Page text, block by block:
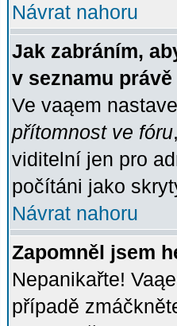
Návrat nahoru
Jak zabráním,
v seznamu
Ve vaąem
přítomnost ve fóru
viditelní jen pro
počítáni jako
Návrat nahoru
Zapomněl jsem
Nepanikařte!
případě